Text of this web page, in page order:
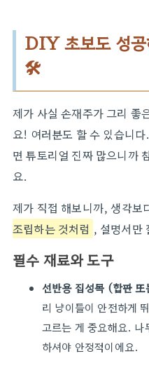
DIY 초보도 성
🛠️
제가 사실 손재주가 그리 좋
요! 여러분도 할 수 있습니
면 튜토리얼 진짜 많으니까
요.
제가 직접 해보니까, 생각보
조립하는 것처럼 , 설명서만
필수 재료와 도구
선반용 집성목 (합판
리 냥이들이 안전하게
고르는 게 중요해요.
하셔야 안정적이에요.